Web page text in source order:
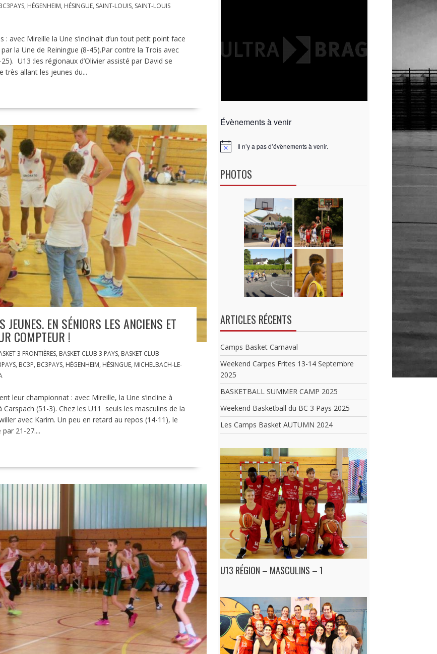
, HÉGENHEIM, HÉSINGUE, SAINT-LOUIS, SAINT-LOUIS
avec Mireille la Une s’inclinait d’un tout petit point face
la Une de Reiningue (8-45).Par contre la Trois avec
U13 :les régionaux d’Olivier assisté par David se
très allant les jeunes du...
JEUNES. EN SÉNIORS LES ANCIENS ET
COMPTEUR !
3 FRONTIÈRES, BASKET CLUB 3 PAYS, BASKET CLUB
, BC3P, BC3PAYS, HÉGENHEIM, HÉSINGUE, MICHELBACH-LE-
leur championnat : avec Mireille, la Une s’incline à
(51-3). Chez les U11 seuls les masculins de la
avec Karim. Un peu en retard au repos (14-11), le
21-27....
Évènements à venir
N
c
Il n’y a pas d’évènements à venir.
PHOTOS
ARTICLES RÉCENTS
Camps Basket Carnaval
Weekend Carpes Frites 13-14 Septembre
2025
BASKETBALL SUMMER CAMP 2025
Weekend Basketball du BC 3 Pays 2025
Les Camps Basket AUTUMN 2024
U13 RÉGION – MASCULINS – 1